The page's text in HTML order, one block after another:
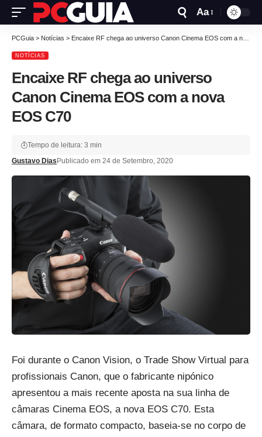
Aa
PCGuia > Notícias > Encaixe RF chega ao universo Canon Cinema EOS com a nova EOS C70
NOTÍCIAS
Encaixe RF chega ao universo
Canon Cinema EOS com a nova
EOS C70
Gustavo Dias Publicado em 24 de Setembro, 2020
Tempo de leitura: 3 min
Foi durante o Canon Vision, o Trade Show Virtual para
profissionais Canon, que o fabricante nipónico
apresentou a mais recente aposta na sua linha de
câmaras Cinema EOS, a nova EOS C70. Esta
câmara, de formato compacto, baseia-se no corpo de